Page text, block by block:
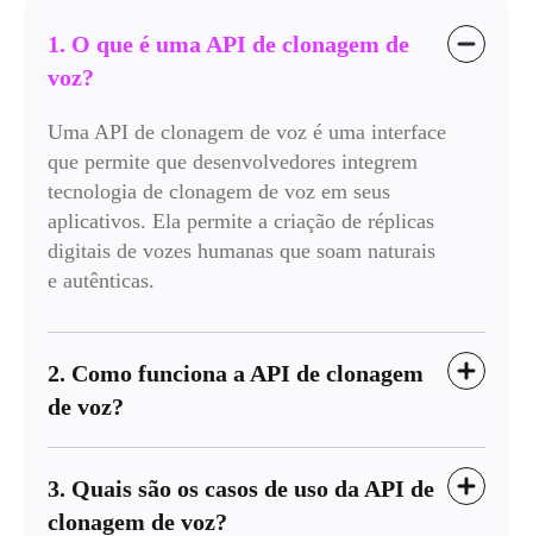
1. O que é uma API de clonagem de
voz?
Uma API de clonagem de voz é uma interface
que permite que desenvolvedores integrem
tecnologia de clonagem de voz em seus
aplicativos. Ela permite a criação de réplicas
digitais de vozes humanas que soam naturais
e autênticas.
2. Como funciona a API de clonagem
de voz?
3. Quais são os casos de uso da API de
clonagem de voz?